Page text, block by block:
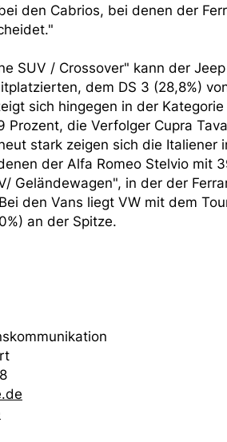
den Cabrios, bei denen der
SUV / Crossover" kann der
dem DS 3 (28,8%)
sich hingegen in der
Prozent, die Verfolger Cupra
stark zeigen sich die Italiener
der Alfa Romeo Stelvio mit
Geländewagen", in der der
den Vans liegt VW mit dem
an der Spitze.